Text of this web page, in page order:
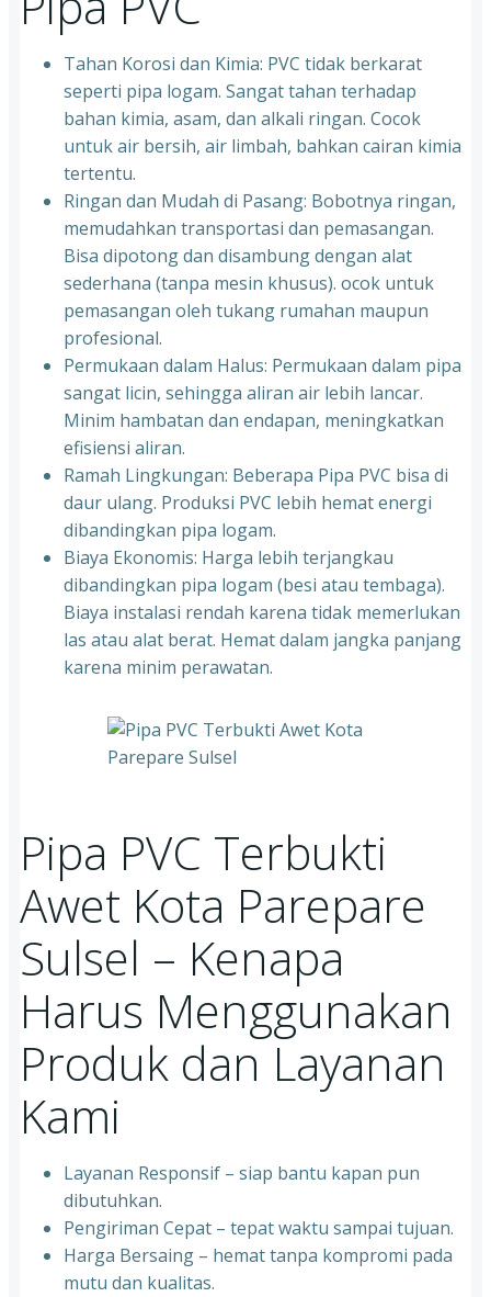
Tahan Korosi dan Kimia: PVC tidak berkarat
seperti pipa logam. Sangat tahan terhadap
bahan kimia, asam, dan alkali ringan. Cocok
untuk air bersih, air limbah, bahkan cairan kimia
tertentu.
Ringan dan Mudah di Pasang: Bobotnya ringan,
memudahkan transportasi dan pemasangan.
Bisa dipotong dan disambung dengan alat
sederhana (tanpa mesin khusus). ocok untuk
pemasangan oleh tukang rumahan maupun
profesional.
Permukaan dalam Halus: Permukaan dalam pipa
sangat licin, sehingga aliran air lebih lancar.
Minim hambatan dan endapan, meningkatkan
efisiensi aliran.
Ramah Lingkungan: Beberapa Pipa PVC bisa di
daur ulang. Produksi PVC lebih hemat energi
dibandingkan pipa logam.
Biaya Ekonomis: Harga lebih terjangkau
dibandingkan pipa logam (besi atau tembaga).
Biaya instalasi rendah karena tidak memerlukan
las atau alat berat. Hemat dalam jangka panjang
karena minim perawatan.
Pipa PVC Terbukti
Awet Kota Parepare
Sulsel – Kenapa
Harus Menggunakan
Produk dan Layanan
Kami
Layanan Responsif – siap bantu kapan pun
dibutuhkan.
Pengiriman Cepat – tepat waktu sampai tujuan.
Harga Bersaing – hemat tanpa kompromi pada
mutu dan kualitas.